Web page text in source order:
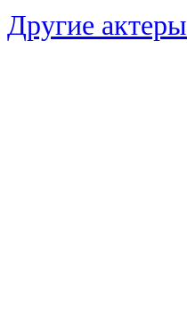
Другие актеры